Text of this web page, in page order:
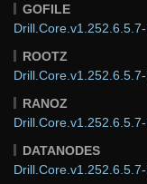
GOFILE
ROOTZ
RANOZ
DATANODES